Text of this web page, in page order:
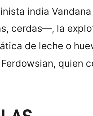
india
cerdas—, la
de leche o
quien